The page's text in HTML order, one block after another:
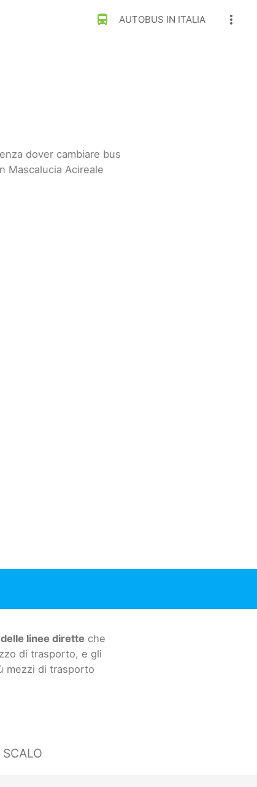
directions_bus AUTOBUS IN ITALIA more_vert
dover cambiare bus
Mascalucia Acireale
linee diretteche
di trasporto, e gli
mezzi di trasporto